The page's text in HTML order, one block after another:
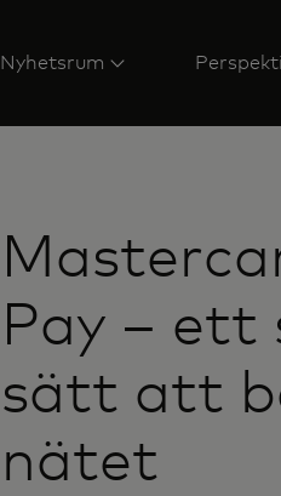
Nyhetsrum
Pay – ett
sätt att
nätet